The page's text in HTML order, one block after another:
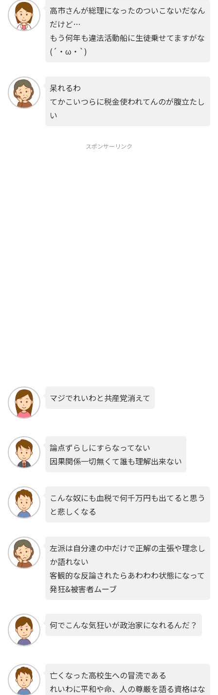
高市さんが総理になったのついこないだなん
だけど…
もう何年も違法活動船に生徒乗せてますがな
(´・ω・`)
呆れるわ
てかこいつらに税金使われてんのが腹立たし
い
スポンサーリンク
マジでれいわと共産党消えて
論点ずらしにすらなってない
因果関係一切無くて誰も理解出来ない
こんな奴にも血税で何千万円も出てると思う
と悲しくなる
左派は自分達の中だけで正解の主張や理念し
か語れない
客観的な反論されたらあわわわ状態になって
発狂&被害者ムーブ
何でこんな気狂いが政治家になれるんだ？
亡くなった高校生への冒涜である
れいわに平和や命、人の尊厳を語る資格はな